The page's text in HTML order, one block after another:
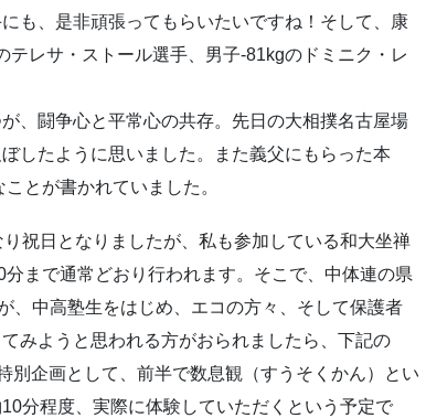
も、是非頑張ってもらいたいですね！そして、康
レサ・ストール選手、男子-81kgのドミニク・レ
、闘争心と平常心の共存。先日の大相撲名古屋場
したように思いました。また義父にもらった本
とが書かれていました。
祝日となりましたが、私も参加している和大坐禅
まで通常どおり行われます。そこで、中体連の県
、中高塾生をはじめ、エコの方々、そして保護者
みようと思われる方がおられましたら、下記の
別企画として、前半で数息観（すうそくかん）とい
分程度、実際に体験していただくという予定で